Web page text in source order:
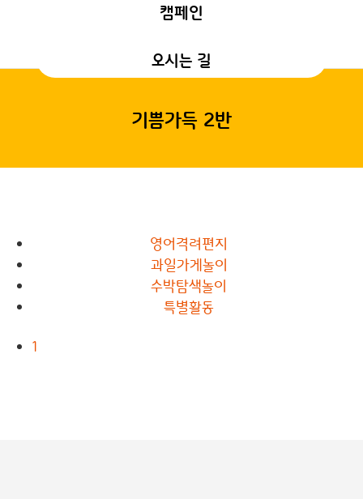
캠페인
오시는 길
기쁨가득 2반
영어격려편지
과일가게놀이
수박탐색놀이
특별활동
1